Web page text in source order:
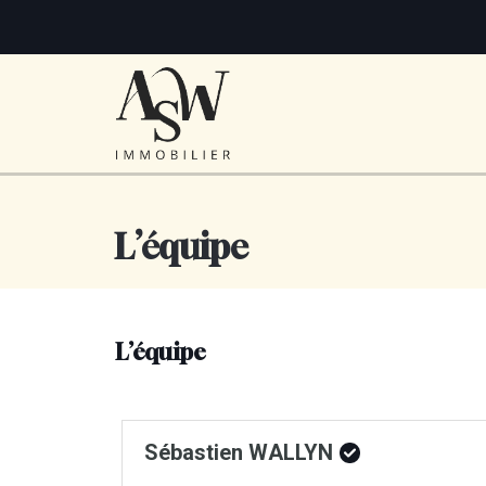
L’équipe
L’équipe
Sébastien WALLYN